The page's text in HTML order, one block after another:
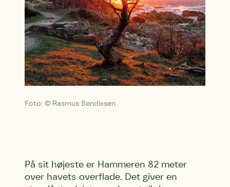
Foto: © Rasmus Bendixsen
På sit højeste er Hammeren 82 meter
over havets overflade. Det giver en